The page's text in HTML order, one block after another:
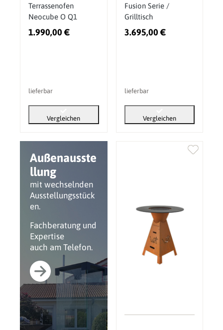
Außenausste
llung
mit wechselnden
Ausstellungsstück
en.
Fachberatung und
Expertise
auch am Telefon.
Terrassenofen
Neocube O Q1
1.990,00 €
lieferbar
Vergleichen
Fusion Serie /
Grilltisch
3.695,00 €
lieferbar
Vergleichen